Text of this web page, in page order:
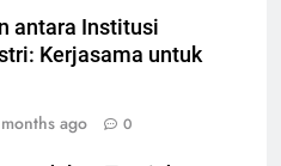
antara Institusi
Kerjasama untuk
ago 0